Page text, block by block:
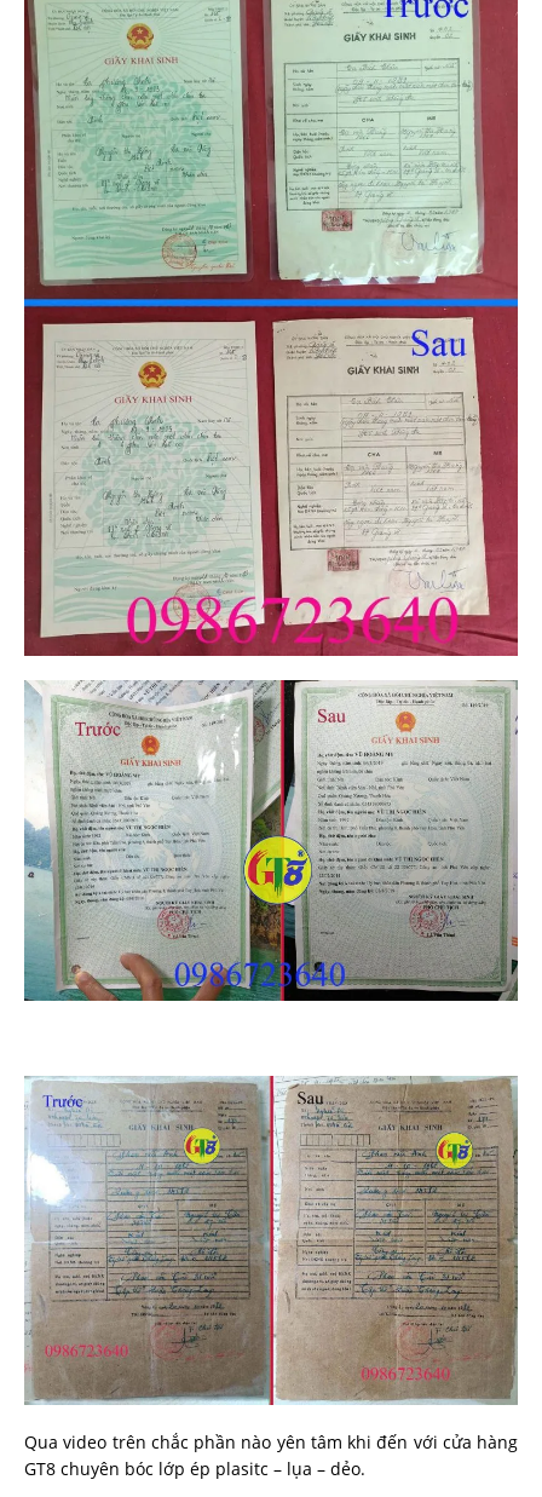
Qua video trên chắc phần nào yên tâm khi đến với cửa hàng
GT8 chuyên bóc lớp ép plasitc – lụa – dẻo.